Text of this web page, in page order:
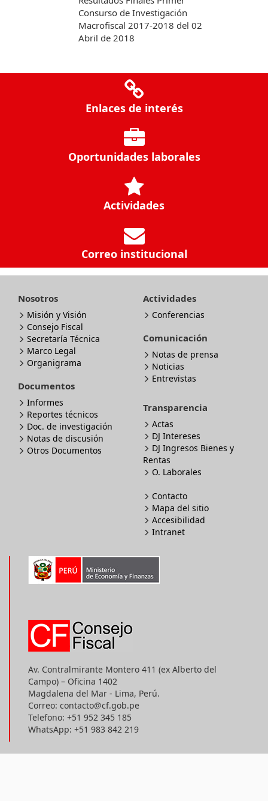
Consurso de Investigación
Macrofiscal 2017-2018 del 02
Abril de 2018
Enlaces de interés
Oportunidades laborales
Actividades
Correo institucional
Nosotros
Misión y Visión
Consejo Fiscal
Secretaría Técnica
Marco Legal
Organigrama
Documentos
Informes
Reportes técnicos
Doc. de investigación
Notas de discusión
Otros Documentos
Actividades
Conferencias
Comunicación
Notas de prensa
Noticias
Entrevistas
Transparencia
Actas
DJ Intereses
DJ Ingresos Bienes y
Rentas
O. Laborales
Contacto
Mapa del sitio
Accesibilidad
Intranet
Av. Contralmirante Montero 411 (ex Alberto del
Campo) – Oficina 1402
Magdalena del Mar - Lima, Perú.
Correo: contacto@cf.gob.pe
Telefono: +51 952 345 185
WhatsApp: +51 983 842 219